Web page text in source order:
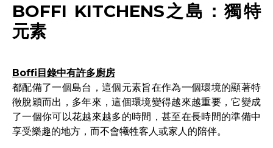
BOFFI KITCHENS之島：獨特
元素
Boffi目錄中有許多廚房
都配備了一個島台，這個元素旨在作為一個環境的顯著特
徵脫穎而出，多年來，這個環境變得越來越重要，它變成
了一個你可以花越來越多的時間，甚至在長時間的準備中
享受樂趣的地方，而不會犧牲客人或家人的陪伴。